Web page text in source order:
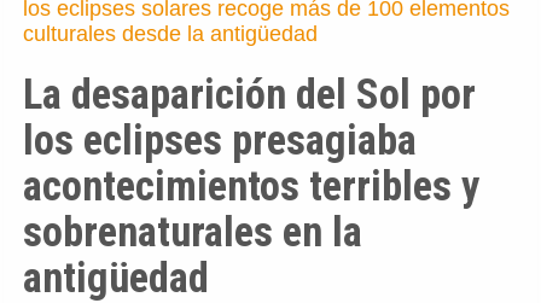
los eclipses solares recoge más de 100 elementos
culturales desde la antigüedad
La desaparición del Sol por
los eclipses presagiaba
acontecimientos terribles y
sobrenaturales en la
antigüedad